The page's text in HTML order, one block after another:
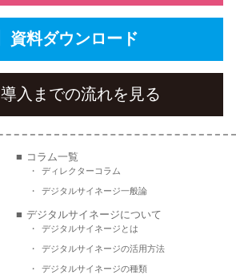
導入までの流れを見る
資料ダウンロード
コラム一覧
ディレクターコラム
デジタルサイネージ一般論
デジタルサイネージについて
デジタルサイネージとは
デジタルサイネージの活用方法
デジタルサイネージの種類